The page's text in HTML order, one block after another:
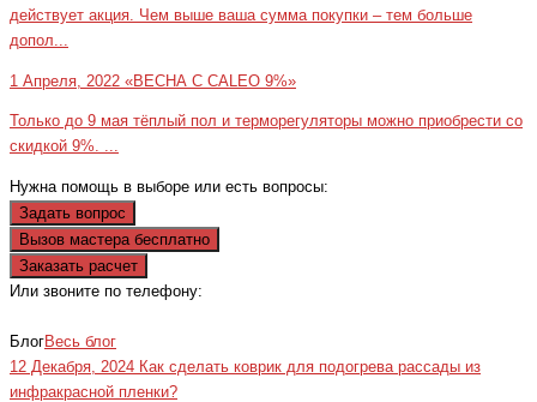
действует акция. Чем выше ваша сумма покупки – тем больше
допол...
1 Апреля, 2022 «ВЕСНА С CALEO 9%»
Только до 9 мая тёплый пол и терморегуляторы можно приобрести со
скидкой 9%. ...
Нужна помощь в выборе или есть вопросы:
Задать вопрос
Вызов мастера бесплатно
Заказать расчет
Или звоните по телефону:
БлогВесь блог
12 Декабря, 2024 Как сделать коврик для подогрева рассады из
инфракрасной пленки?